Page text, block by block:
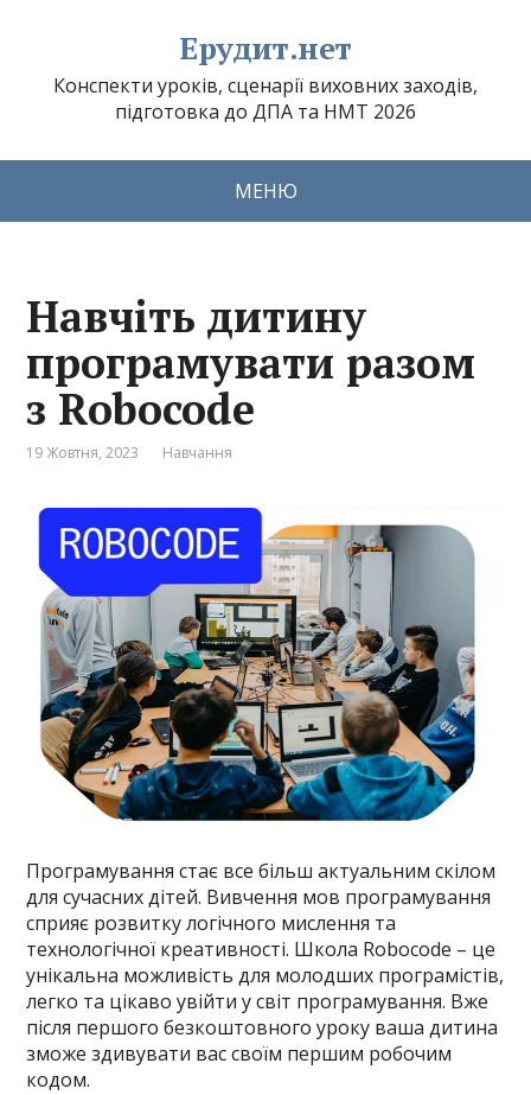
Ерудит.нет
Конспекти уроків, сценарії виховних заходів,
підготовка до ДПА та НМТ 2026
МЕНЮ
Навчіть дитину
програмувати разом
з Robocode
19 Жовтня, 2023 Навчання
Програмування стає все більш актуальним скілом
для сучасних дітей. Вивчення мов програмування
сприяє розвитку логічного мислення та
технологічної креативності. Школа Robocode – це
унікальна можливість для молодших програмістів,
легко та цікаво увійти у світ програмування. Вже
після першого безкоштовного уроку ваша дитина
зможе здивувати вас своїм першим робочим
кодом.